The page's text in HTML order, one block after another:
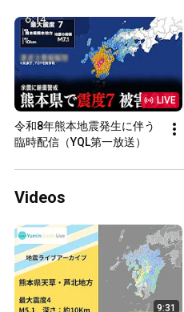
LIVE
令和8年熊本地震発生に伴う
臨時配信（YQL第一放送）
Videos
9:31